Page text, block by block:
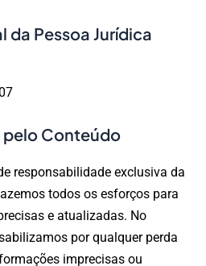
da Pessoa Jurídica
pelo Conteúdo
responsabilidade exclusiva da
todos os esforços para
e atualizadas. No
por qualquer perda
imprecisas ou